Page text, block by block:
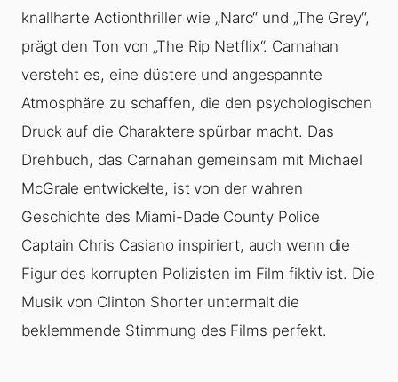
knallharte Actionthriller wie „Narc“ und „The Grey“,
prägt den Ton von „The Rip Netflix“. Carnahan
versteht es, eine düstere und angespannte
Atmosphäre zu schaffen, die den psychologischen
Druck auf die Charaktere spürbar macht. Das
Drehbuch, das Carnahan gemeinsam mit Michael
McGrale entwickelte, ist von der wahren
Geschichte des Miami-Dade County Police
Captain Chris Casiano inspiriert, auch wenn die
Figur des korrupten Polizisten im Film fiktiv ist. Die
Musik von Clinton Shorter untermalt die
beklemmende Stimmung des Films perfekt.